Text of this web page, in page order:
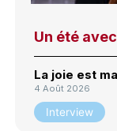
Un été
La joie est
4 Août 2026
Interview